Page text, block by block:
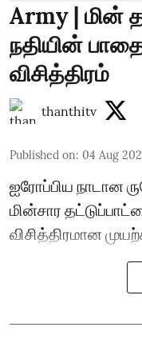
Army | மின்
நதியின்
விசித்திரம்
thanthitv
Published on: 04 Aug
ஐரோப்பிய நாடான
மின்சார
விசித்திரமான